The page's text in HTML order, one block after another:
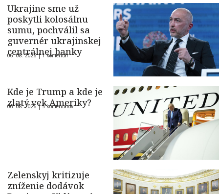
Ukrajine sme už
poskytli kolosálnu
sumu, pochválil sa
guvernér ukrajinskej
centrálnej banky
06. 08. 2026 |1 komentár
Kde je Trump a kde je
zlatý vek Ameriky?
06. 08. 2026 |5 komentárov
Zelenskyj kritizuje
zníženie dodávok